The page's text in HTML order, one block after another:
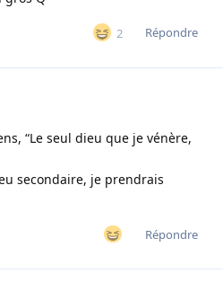
2 Répondre
“Le seul dieu que je vénère,
secondaire, je prendrais
Répondre